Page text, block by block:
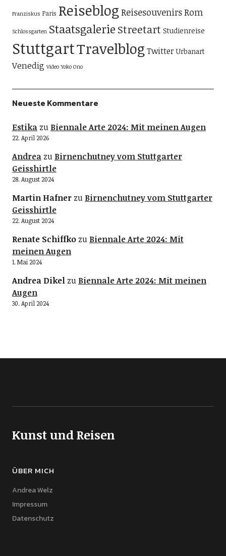
Franziskus Paris Reiseblog ReisesouvenirsRom
Schlossgarten Staatsgalerie Streetart Studienreise
StuttgartTravelblog Twitter Urbanart
Venedig Video Yoko Ono
Neueste Kommentare
Estikazu Biennale Arte 2024: Mit meinen Augen
22. April 2026
Andreazu Birnenchutney vom Stuttgarter
Geisshirtle
28. August 2024
Martin Hafnerzu Birnenchutney vom Stuttgarter
Geisshirtle
22. August 2024
Renate Schiffkozu Biennale Arte 2024: Mit
meinen Augen
1. Mai 2024
Andrea Dikelzu Biennale Arte 2024: Mit meinen
Augen
30. April 2024
Kunst und Reisen
ÜBER MICH
Andrea Welz
Impressum
Datenschutz